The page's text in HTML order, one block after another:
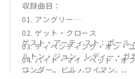
収録曲目：
01. アングリー
02. ゲット・クロース
03. ディペンディング・オン・
04. バイト・マイ・ヘッド・オ
05. ホール・ワイド・ワールド
ゲスト・アーティスト：ポール
ルトン・ジョン、レディー・ガ
ワンダー、ビル・ワイマン